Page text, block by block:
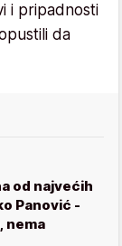
i pripadnosti
da
od najvećih
Panović -
nema